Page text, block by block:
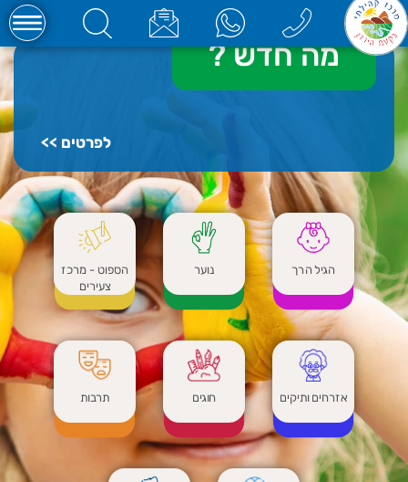
מה חדש?
לפרטים >>
הגיל הרך נוער
הספוט - מרכז
צעירים
אזרחים ותיקים חוגים תרבות